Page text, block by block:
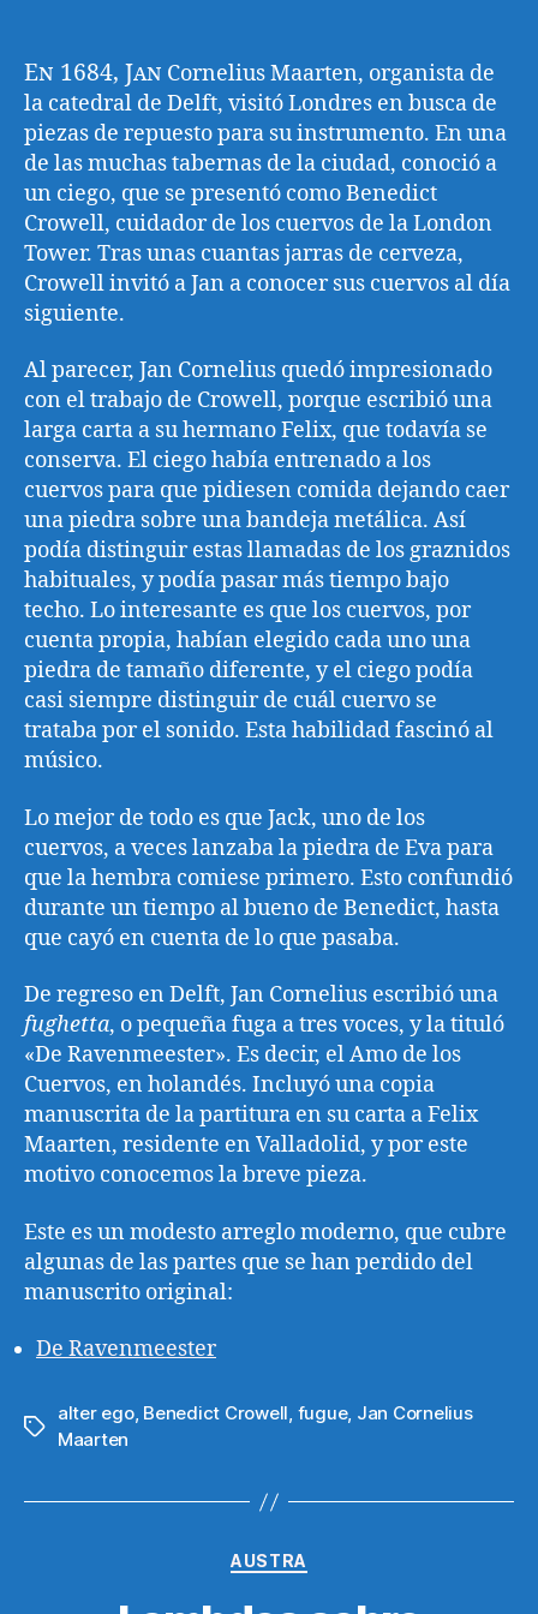
En 1684, Jan Cornelius Maarten, organista de
la catedral de Delft, visitó Londres en busca de
piezas de repuesto para su instrumento. En una
de las muchas tabernas de la ciudad, conoció a
un ciego, que se presentó como Benedict
Crowell, cuidador de los cuervos de la London
Tower. Tras unas cuantas jarras de cerveza,
Crowell invitó a Jan a conocer sus cuervos al día
siguiente.
Al parecer, Jan Cornelius quedó impresionado
con el trabajo de Crowell, porque escribió una
larga carta a su hermano Felix, que todavía se
conserva. El ciego había entrenado a los
cuervos para que pidiesen comida dejando caer
una piedra sobre una bandeja metálica. Así
podía distinguir estas llamadas de los graznidos
habituales, y podía pasar más tiempo bajo
techo. Lo interesante es que los cuervos, por
cuenta propia, habían elegido cada uno una
piedra de tamaño diferente, y el ciego podía
casi siempre distinguir de cuál cuervo se
trataba por el sonido. Esta habilidad fascinó al
músico.
Lo mejor de todo es que Jack, uno de los
cuervos, a veces lanzaba la piedra de Eva para
que la hembra comiese primero. Esto confundió
durante un tiempo al bueno de Benedict, hasta
que cayó en cuenta de lo que pasaba.
De regreso en Delft, Jan Cornelius escribió una
fughetta, o pequeña fuga a tres voces, y la tituló
«De Ravenmeester». Es decir, el Amo de los
Cuervos, en holandés. Incluyó una copia
manuscrita de la partitura en su carta a Felix
Maarten, residente en Valladolid, y por este
motivo conocemos la breve pieza.
Este es un modesto arreglo moderno, que cubre
algunas de las partes que se han perdido del
manuscrito original:
De Ravenmeester
Etiquetas
alter ego, Benedict Crowell, fugue, Jan Cornelius
Maarten
Categorías
AUSTRA